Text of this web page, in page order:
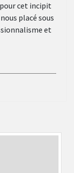
cet incipit
placé sous
et